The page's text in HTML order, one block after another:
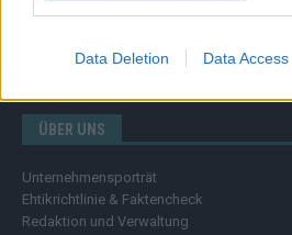
Data Deletion Data Access
ÜBER UNS
Unternehmensporträt
Ehtikrichtlinie & Faktencheck
Redaktion und Verwaltung